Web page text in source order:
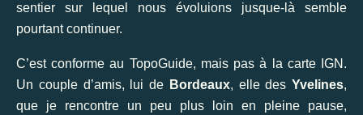
sentier sur lequel nous évoluions jusque-là semble
pourtant continuer.
C’est conforme au TopoGuide, mais pas à la carte IGN.
Un couple d’amis, lui de Bordeaux, elle des Yvelines,
que je rencontre un peu plus loin en pleine pause,